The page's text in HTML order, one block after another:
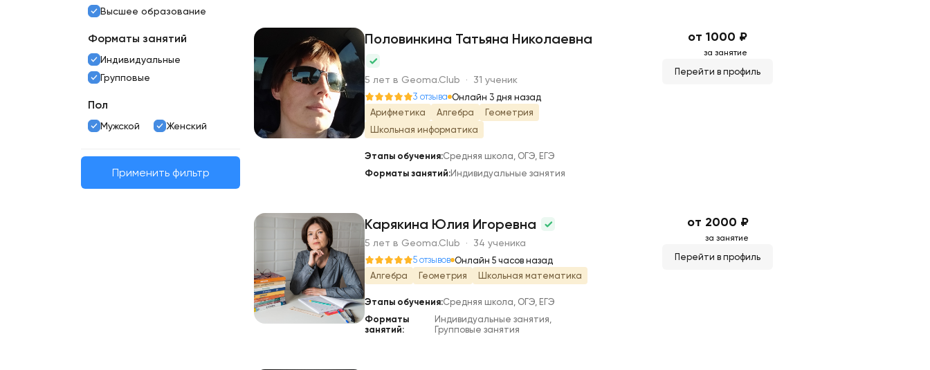
Высшее образование
Форматы занятий
Индивидуальные
Групповые
Пол
Мужской Женский
Применить фильтр
П
Половинкина Татьяна Николаевна
5 лет в Geoma.Club · 31 ученик
3 отзыва Онлайн 3 дня назад
Арифметика
Алгебра
Геометрия
Школьная информатика
Этапы обучения:Средняя школа, ОГЭ, ЕГЭ
Форматы занятий:Индивидуальные занятия
от 1000 ₽
за занятие
Перейти в профиль
К
Карякина Юлия Игоревна
5 лет в Geoma.Club · 34 ученика
5 отзывов Онлайн 5 часов назад
Алгебра
Геометрия Школьная математика
Этапы обучения:Средняя школа, ОГЭ, ЕГЭ
Форматы
занятий:
Индивидуальные занятия,
Групповые занятия
от 2000 ₽
за занятие
Перейти в профиль